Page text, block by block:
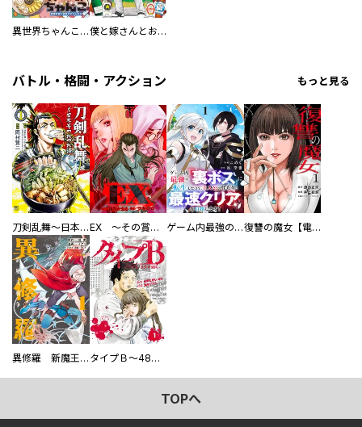
異世界ちゃんこ～横綱目前に召喚されたんだが～ 【連載版】 僕と嫁さんとお酒の関係
バトル・格闘・アクション もっと見る
刀剣乱舞～日本号つれづれ酒～ EX ～その賞金稼ぎは、世界の出口を探す～【単行本版】 ゲーム内最強の『裏ボス』に転生したので、主人公の代わりに最速クリアを目指します！【電子単行本版】 復讐の魔女【電子単行本版】
異修羅 新魔王戦争 タイプＢ～48時間後、致死率100％～【単話】
TOPへ